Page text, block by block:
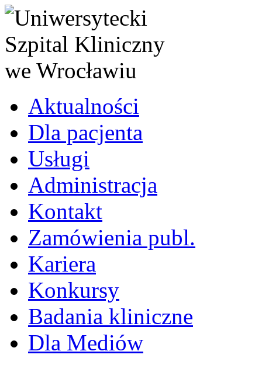
Aktualności
Dla pacjenta
Usługi
Administracja
Kontakt
Zamówienia publ.
Kariera
Konkursy
Badania kliniczne
Dla Mediów